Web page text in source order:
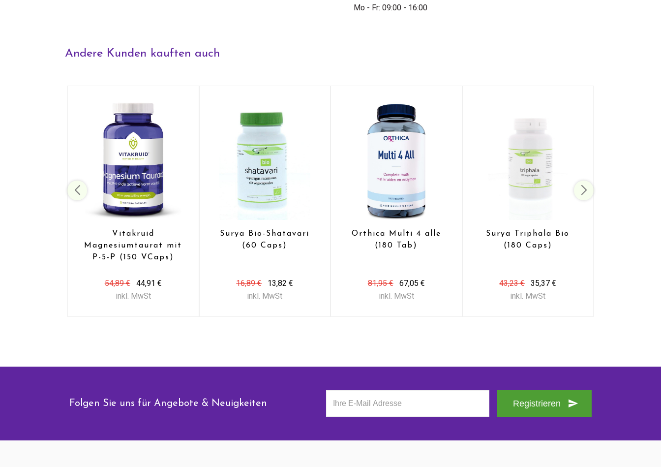
Mo - Fr: 09:00 - 16:00
Andere Kunden kauften auch
Vitakruid
Magnesiumtaurat mit
P-5-P (150 VCaps)
54,89 €
44,91 €
inkl. MwSt
Surya Bio-Shatavari
(60 Caps)
16,89 €
13,82 €
inkl. MwSt
Orthica Multi 4 alle
(180 Tab)
81,95 €
67,05 €
inkl. MwSt
Surya Triphala Bio
(180 Caps)
43,23 €
35,37 €
inkl. MwSt
Folgen Sie uns für Angebote & Neuigkeiten Registrieren